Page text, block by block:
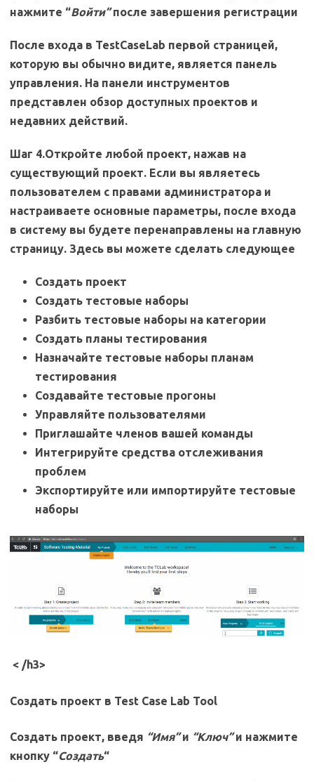
нажмите “Войти”после завершения регистрации
После входа в TestCaseLab первой страницей,
которую вы обычно видите, является панель
управления. На панели инструментов
представлен обзор доступных проектов и
недавних действий.
Шаг 4.Откройте любой проект, нажав на
существующий проект. Если вы являетесь
пользователем с правами администратора и
настраиваете основные параметры, после входа
в систему вы будете перенаправлены на главную
страницу. Здесь вы можете сделать следующее
Создать проект
Создать тестовые наборы
Разбить тестовые наборы на категории
Создать планы тестирования
Назначайте тестовые наборы планам
тестирования
Создавайте тестовые прогоны
Управляйте пользователями
Приглашайте членов вашей команды
Интегрируйте средства отслеживания
проблем
Экспортируйте или импортируйте тестовые
наборы
< /h3>
Создать проект в Test Case Lab Tool
Создать проект, введя “Имя”и “Ключ”и нажмите
кнопку “Создать“